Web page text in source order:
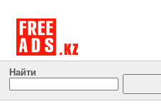
Найти